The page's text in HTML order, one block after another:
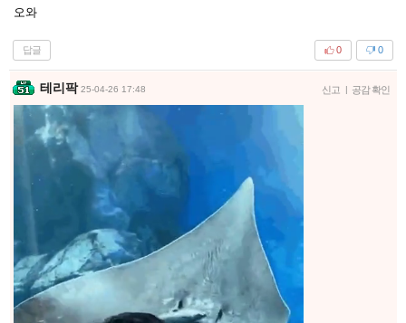
오와
답글 0
0
테리팍 25-04-26 17:48 신고 | 공감 확인